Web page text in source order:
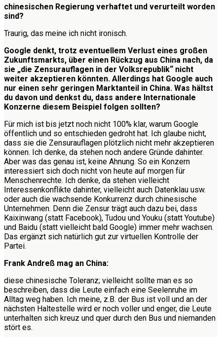
chinesischen Regierung verhaftet und verurteilt worden
sind?
Traurig, das meine ich nicht ironisch.
Google denkt, trotz eventuellem Verlust eines großen
Zukunftsmarkts, über einen Rückzug aus China nach, da
sie „die Zensurauflagen in der Volksrepublik“ nicht
weiter akzeptieren könnten. Allerdings hat Google auch
nur einen sehr geringen Marktanteil in China. Was hältst
du davon und denkst du, dass andere Internationale
Konzerne diesem Beispiel folgen sollten?
Für mich ist bis jetzt noch nicht 100% klar, warum Google
öffentlich und so entschieden gedroht hat. Ich glaube nicht,
dass sie die Zensurauflagen plötzlich nicht mehr akzeptieren
können. Ich denke, da stehen noch andere Gründe dahinter.
Aber was das genau ist, keine Ahnung. So ein Konzern
interessiert sich doch nicht von heute auf morgen für
Menschenrechte. Ich denke, da stehen vielleicht
Interessenkonflikte dahinter, vielleicht auch Datenklau usw.
oder auch die wachsende Konkurrenz durch chinesische
Unternehmen. Denn die Zensur trägt auch dazu bei, dass
Kaixinwang (statt Facebook), Tudou und Youku (statt Youtube)
und Baidu (statt vielleicht bald Google) immer mehr wachsen.
Das ergänzt sich natürlich gut zur virtuellen Kontrolle der
Partei.
Frank Andreß mag an China:
diese chinesische Toleranz; vielleicht sollte man es so
beschreiben, dass die Leute einfach eine Seelenruhe im
Alltag weg haben. Ich meine, z.B. der Bus ist voll und an der
nächsten Haltestelle wird er noch voller und enger, die Leute
unterhalten sich kreuz und quer durch den Bus und niemanden
stört es.